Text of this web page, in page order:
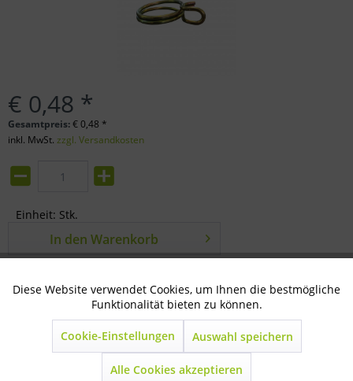
€ 0,48 *
Gesamtpreis:€0,48 *
inkl. MwSt. zzgl. Versandkosten
Einheit: Stk.
In den Warenkorb
33-66-0192
Beschreibung
zu Nippeltränkerohr (Spiralförmig) verzinkt...
Technisch notwendig Aktiv
Marketing Inaktiv
Diese Website verwendet Cookies, um Ihnen die bestmögliche
Funktionalität bieten zu können.
Cookie-Einstellungen Auswahl speichern
Alle Cookies akzeptieren